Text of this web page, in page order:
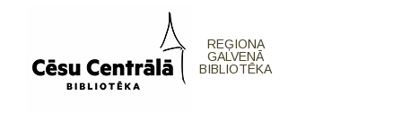
REĢIONA
GALVENĀ
BIBLIOTĒKA